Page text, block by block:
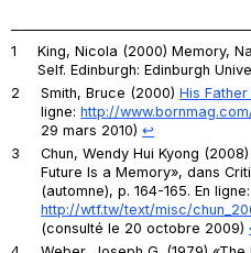
1 King, Nicola (2000)Memory,
Self. Edinburgh: Edinburgh
2
Smith, Bruce (2000)His
ligne:http://
29 mars 2010)↩︎
3
Chun, Wendy Hui Kyong
Future Is a Memory», dans
(automne), p. 164-165. En ligne:
http://wtf.tw/text/misc/
(consulté le 20 octobre 2009)